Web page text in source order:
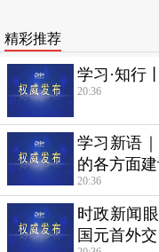
精彩推荐